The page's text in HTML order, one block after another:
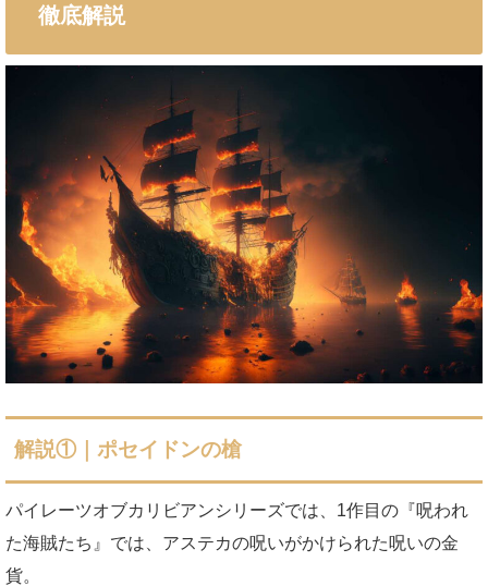
徹底解説
解説①｜ポセイドンの槍
パイレーツオブカリビアンシリーズでは、1作目の『呪われ
た海賊たち』では、アステカの呪いがかけられた呪いの金
貨。